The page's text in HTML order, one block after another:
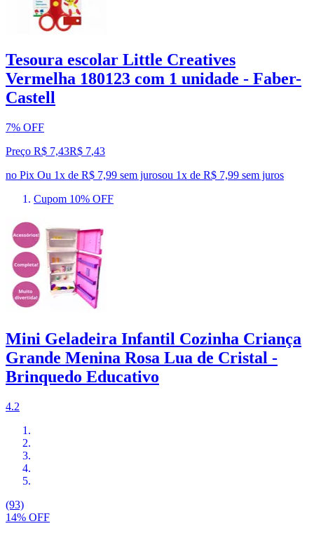
Tesoura escolar Little Creatives
Vermelha 180123 com 1 unidade - Faber-
Castell
7% OFF
Preço R$ 7,43R$ 7,43
no Pix Ou 1x de R$ 7,99 sem jurosou 1x de R$ 7,99 sem juros
Cupom 10% OFF
Mini Geladeira Infantil Cozinha Criança
Grande Menina Rosa Lua de Cristal -
Brinquedo Educativo
4.2
(93)
14% OFF